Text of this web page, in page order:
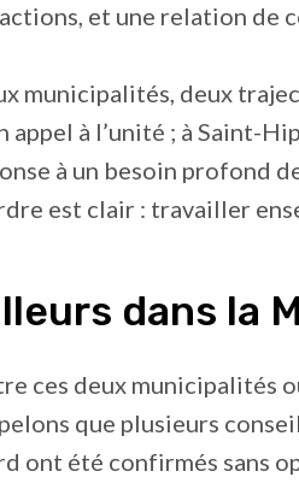
et une relation de
municipalités, deux
appel à l’unité ; à Saint-
à un besoin profond
est clair : travailler
dans la
ces deux municipalités
que plusieurs
ont été confirmés sans